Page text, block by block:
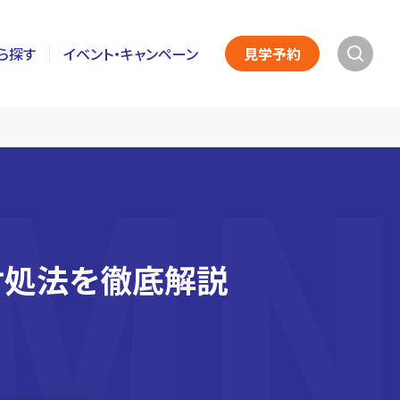
探す イベント・キャンペーン 見学予約
処法を徹底解説